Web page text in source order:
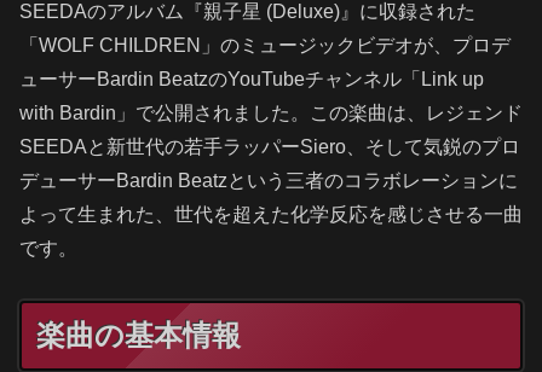
SEEDAのアルバム『親子星 (Deluxe)』に収録された
「WOLF CHILDREN」のミュージックビデオが、プロデ
ューサーBardin BeatzのYouTubeチャンネル「Link up
with Bardin」で公開されました。この楽曲は、レジェンド
SEEDAと新世代の若手ラッパーSiero、そして気鋭のプロ
デューサーBardin Beatzという三者のコラボレーションに
よって生まれた、世代を超えた化学反応を感じさせる一曲
です。
楽曲の基本情報